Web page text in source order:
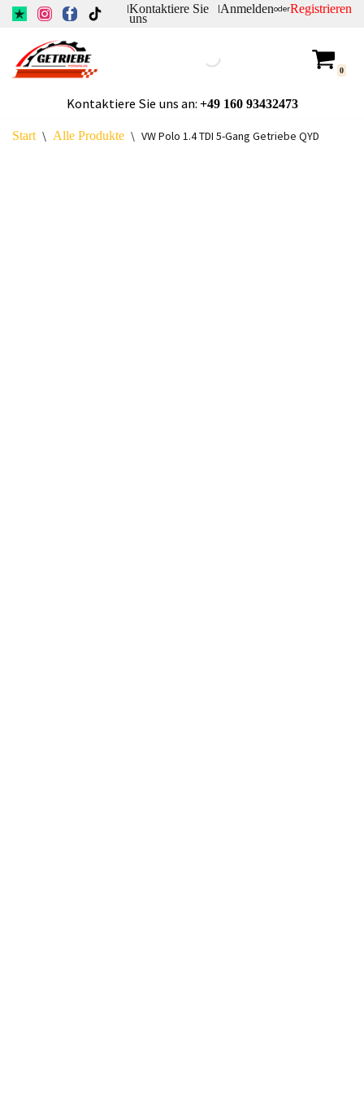
Inhalt
springen
|Kontaktiere Sie
uns
|AnmeldenoderRegistrieren
0
Kontaktiere Sie uns an: +49160 93432473
Start \ Alle Produkte \ VW Polo 1.4 TDI 5-Gang Getriebe QYD